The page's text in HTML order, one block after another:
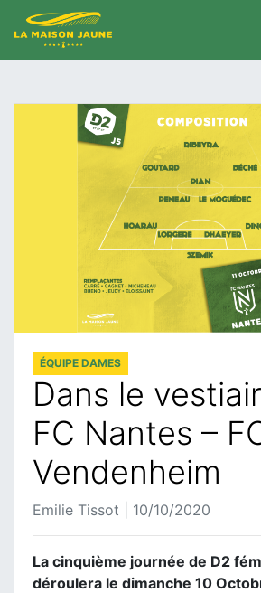
ÉQUIPE DAMES
Dans le
FC Nantes –
Vendenheim
Emilie Tissot | 10/10/2020
La cinquième journée de D2
déroulera le dimanche 10